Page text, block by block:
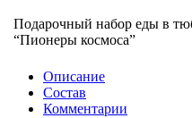
Подарочный набор еды в
“Пионеры космоса”
Описание
Состав
Комментарии